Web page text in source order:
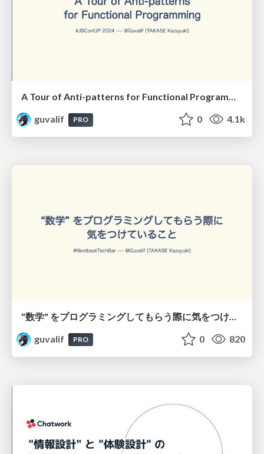
A Tour of Anti-patterns for Functional Programming
guvalif
PRO 0 4.1k
"数学" をプログラミングしてもらう際に気をつけていること / Key Considerations When Programming "Mathematics"
guvalif
PRO 0 820